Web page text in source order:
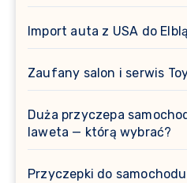
Import auta z USA do
Zaufany salon i serwis
Duża przyczepa
laweta — którą wybrać?
Przyczepki do